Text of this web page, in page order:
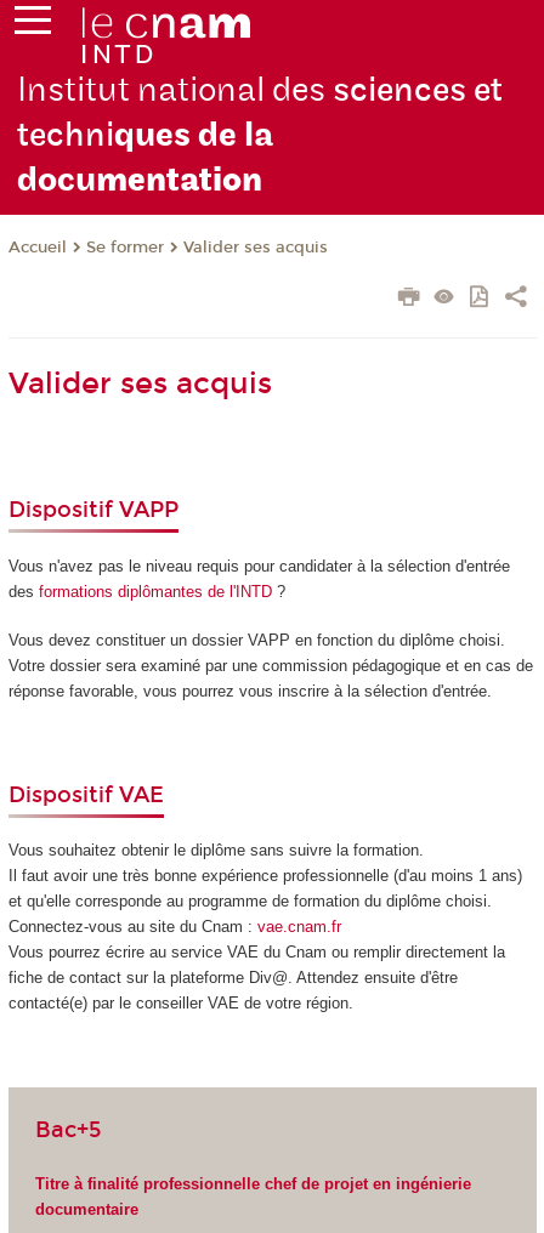
Institut national des sciences et
techniques de la
documentation
Accueil Se former Valider ses acquis
Valider ses acquis
Dispositif VAPP
Vous n'avez pas le niveau requis pour candidater à la sélection d'entrée
des formations diplômantes de l'INTD?
Vous devez constituer un dossier VAPP en fonction du diplôme choisi.
Votre dossier sera examiné par une commission pédagogique et en cas de
réponse favorable, vous pourrez vous inscrire à la sélection d'entrée.
Dispositif VAE
Vous souhaitez obtenir le diplôme sans suivre la formation.
Il faut avoir une très bonne expérience professionnelle (d'au moins 1 ans)
et qu'elle corresponde au programme de formation du diplôme choisi.
Connectez-vous au site du Cnam : vae.cnam.fr
Vous pourrez écrire au service VAE du Cnam ou remplir directement la
fiche de contact sur la plateforme Div@. Attendez ensuite d'être
contacté(e) par le conseiller VAE de votre région.
Bac+5
Titre à finalité professionnelle chef de projet en ingénierie
documentaire